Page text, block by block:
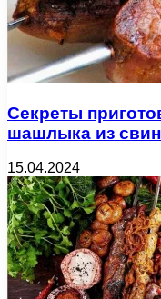
Секреты
шашлыка из
15.04.2024